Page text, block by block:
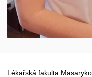
Lékařská fakulta